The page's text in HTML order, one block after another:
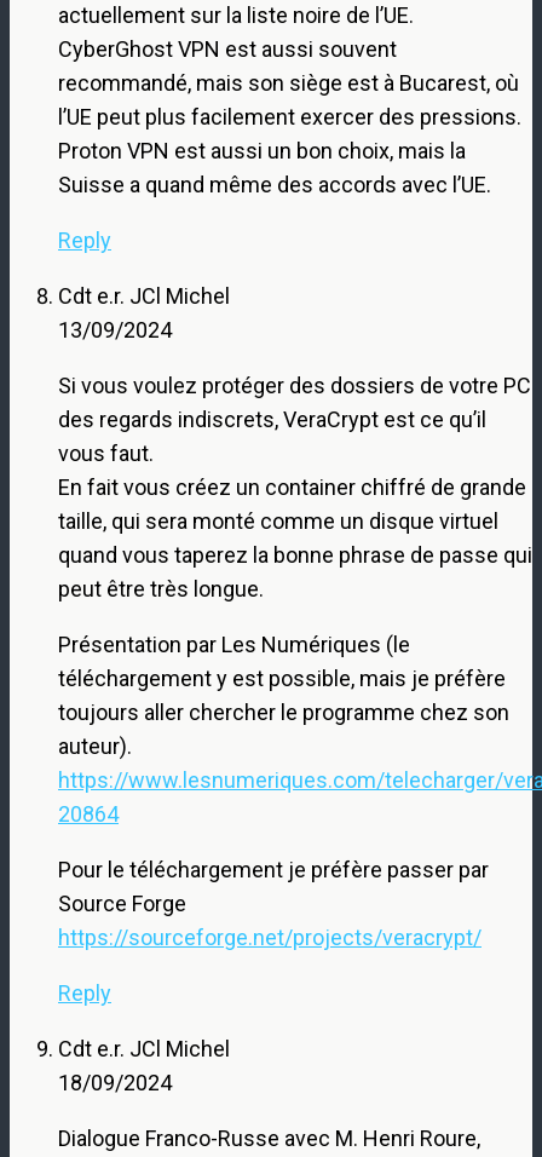
actuellement sur la liste noire de l’UE.
CyberGhost VPN est aussi souvent
recommandé, mais son siège est à Bucarest, où
l’UE peut plus facilement exercer des pressions.
Proton VPN est aussi un bon choix, mais la
Suisse a quand même des accords avec l’UE.
Reply
Cdt e.r. JCl Michel
13/09/2024
Si vous voulez protéger des dossiers de votre PC
des regards indiscrets, VeraCrypt est ce qu’il
vous faut.
En fait vous créez un container chiffré de grande
taille, qui sera monté comme un disque virtuel
quand vous taperez la bonne phrase de passe qui
peut être très longue.
Présentation par Les Numériques (le
téléchargement y est possible, mais je préfère
toujours aller chercher le programme chez son
auteur).
https://www.lesnumeriques.com/telecharger/
20864
Pour le téléchargement je préfère passer par
Source Forge
https://sourceforge.net/projects/veracrypt/
Reply
Cdt e.r. JCl Michel
18/09/2024
Dialogue Franco-Russe avec M. Henri Roure,